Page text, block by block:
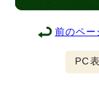
前のペー
PC